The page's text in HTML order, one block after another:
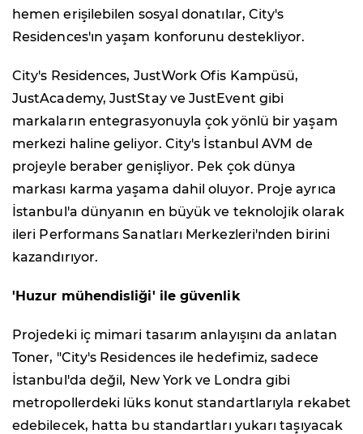
hemen erişilebilen sosyal donatılar, City's
Residences'ın yaşam konforunu destekliyor.
City's Residences, JustWork Ofis Kampüsü,
JustAcademy, JustStay ve JustEvent gibi
markaların entegrasyonuyla çok yönlü bir yaşam
merkezi haline geliyor. City's İstanbul AVM de
projeyle beraber genişliyor. Pek çok dünya
markası karma yaşama dahil oluyor. Proje ayrıca
İstanbul'a dünyanın en büyük ve teknolojik olarak
ileri Performans Sanatları Merkezleri'nden birini
kazandırıyor.
'Huzur mühendisliği' ile güvenlik
Projedeki iç mimari tasarım anlayışını da anlatan
Toner, "City's Residences ile hedefimiz, sadece
İstanbul'da değil, New York ve Londra gibi
metropollerdeki lüks konut standartlarıyla rekabet
edebilecek, hatta bu standartları yukarı taşıyacak